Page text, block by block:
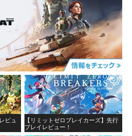
ビュ
【リミットゼロブレイカーズ】先行
プレイレビュー！